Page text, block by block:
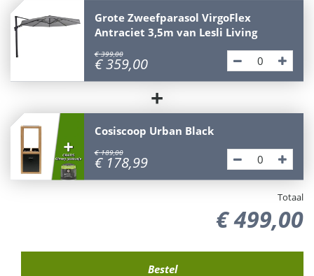
Grote Zweefparasol VirgoFlex
Antraciet 3,5m van Lesli Living
€ 399,00
€ 359,00
+
Cosiscoop Urban Black
€ 189,00
€ 178,99
Totaal
€499,00